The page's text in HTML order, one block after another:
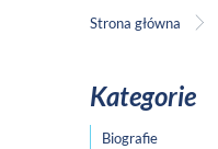
Strona główna
Kategorie
Biografie